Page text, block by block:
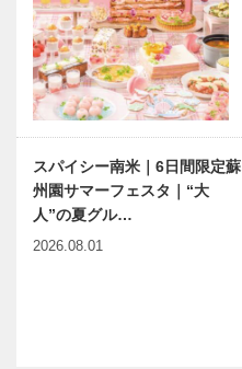
スパイシー南米｜6日間限定蘇
州園サマーフェスタ｜“大
人”の夏グル…
2026.08.01